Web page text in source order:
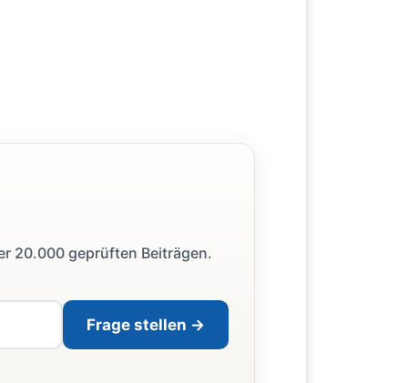
20.000 geprüften Beiträgen.
Frage stellen →